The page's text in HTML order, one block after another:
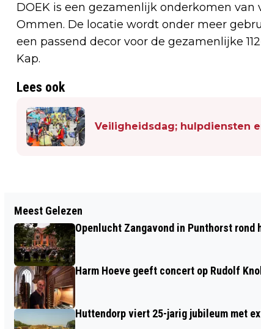
DOEK is een gezamenlijk onderkomen
Ommen. De locatie wordt onder meer
een passend decor voor de gezamenlijke
Kap.
Lees ook
Veiligheidsdag; hulpdiensten
WANDELEN EN ZAAIEN LANGS HET
WESTERBORKPAD OP 5 JUNI
Meest Gelezen
Openlucht Zangavond in Punthorst rond
Harm Hoeve geeft concert op Rudolf
Huttendorp viert 25-jarig jubileum met